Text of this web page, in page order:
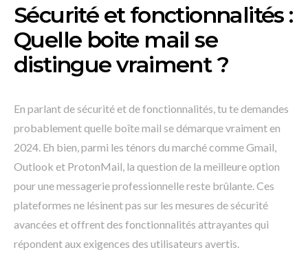
Sécurité et fonctionnalités :
Quelle boite mail se
distingue vraiment ?
En parlant de sécurité et de fonctionnalités, tu te demandes
probablement quelle boîte mail se démarque vraiment en
2024. Eh bien, parmi les ténors du marché comme Gmail,
Outlook et ProtonMail, la question de la meilleure option
pour une messagerie professionnelle reste brûlante. Ces
plateformes ne lésinent pas sur les mesures de sécurité
avancées et offrent des fonctionnalités attrayantes qui
répondent aux exigences des utilisateurs avertis.